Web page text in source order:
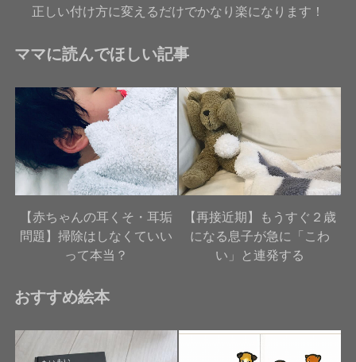
正しい付け方に変えるだけでかなり楽になります！
ママに読んでほしい記事
【赤ちゃんの耳くそ・耳垢
問題】掃除はしなくていい
って本当？
【再接近期】もうすぐ２歳
になる息子が急に「こわ
い」と連発する
おすすめ絵本